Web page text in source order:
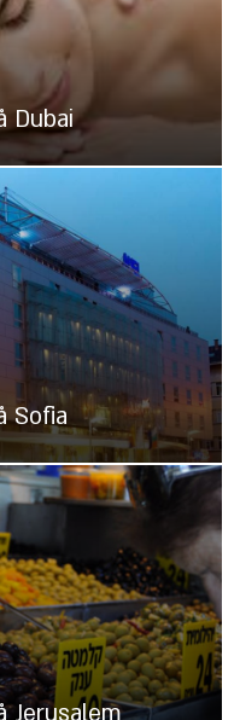
Dubai
Sofia